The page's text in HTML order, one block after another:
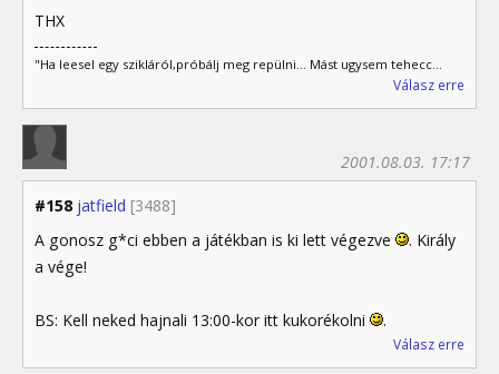
THX
"Ha leesel egy szikláról,próbálj meg repülni... Mást ugysem tehecc...
Válasz erre
#158 jatfield [3488]
2001.08.03. 17:17
A gonosz g*ci ebben a játékban is ki lett végezve
. Király
a vége!
BS: Kell neked hajnali 13:00-kor itt kukorékolni .
Válasz erre